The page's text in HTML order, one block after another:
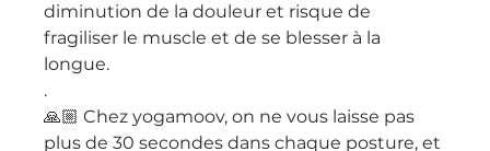
diminution de la douleur et risque de
fragiliser le muscle et de se blesser à la
longue.
.
🙏🏼 Chez yogamoov, on ne vous laisse pas
plus de 30 secondes dans chaque posture, et